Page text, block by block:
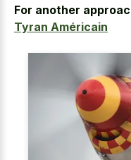
For another
Tyran Américain